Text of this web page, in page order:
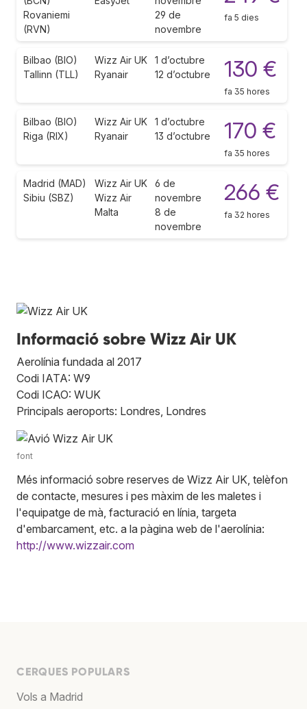
Rovaniemi
(RVN)
29 de
novembre
fa 5 dies
Bilbao (BIO)
Tallinn (TLL)
Wizz Air UK
Ryanair
1 d’octubre
12 d’octubre
130 €
fa 35 hores
Bilbao (BIO)
Riga (RIX)
Wizz Air UK
Ryanair
1 d’octubre
13 d’octubre
170 €
fa 35 hores
Madrid (MAD)
Sibiu (SBZ)
Wizz Air UK
Wizz Air
Malta
6 de
novembre
8 de
novembre
266 €
fa 32 hores
Informació sobre Wizz Air UK
Aerolínia fundada al 2017
Codi IATA: W9
Codi ICAO: WUK
Principals aeroports: Londres, Londres
font
Més informació sobre reserves de Wizz Air UK, telèfon
de contacte, mesures i pes màxim de les maletes i
l'equipatge de mà, facturació en línia, targeta
d'embarcament, etc. a la pàgina web de l'aerolínia:
http://www.wizzair.com
CERQUES POPULARS
Vols a Madrid